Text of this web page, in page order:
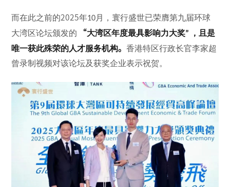
而在此之前的2025年10月，寰行盛世已荣膺第九届环球
大湾区论坛颁发的 “大湾区年度最具影响力大奖” ，
且是
唯一获此殊荣的人才服务机构。香港特区行政长官李家超
曾录制视频对该论坛及获奖企业表示祝贺。